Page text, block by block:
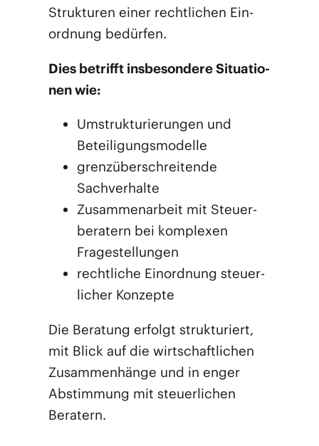
Struk­tu­ren einer recht­li­chen Ein­
ord­nung bedürfen.
Dies betrifft ins­be­son­de­re Situa­tio­
nen wie:
Umstruk­tu­rie­run­gen und
Beteiligungsmodelle
grenz­über­schrei­ten­de
Sachverhalte
Zusam­men­ar­beit mit Steu­er­
be­ra­tern bei kom­ple­xen
Fragestellungen
recht­li­che Ein­ord­nung steu­er­
li­cher Konzepte
Die Bera­tung erfolgt struk­tu­riert,
mit Blick auf die wirt­schaft­li­chen
Zusam­men­hän­ge und in enger
Abstim­mung mit steu­er­li­chen
Beratern.